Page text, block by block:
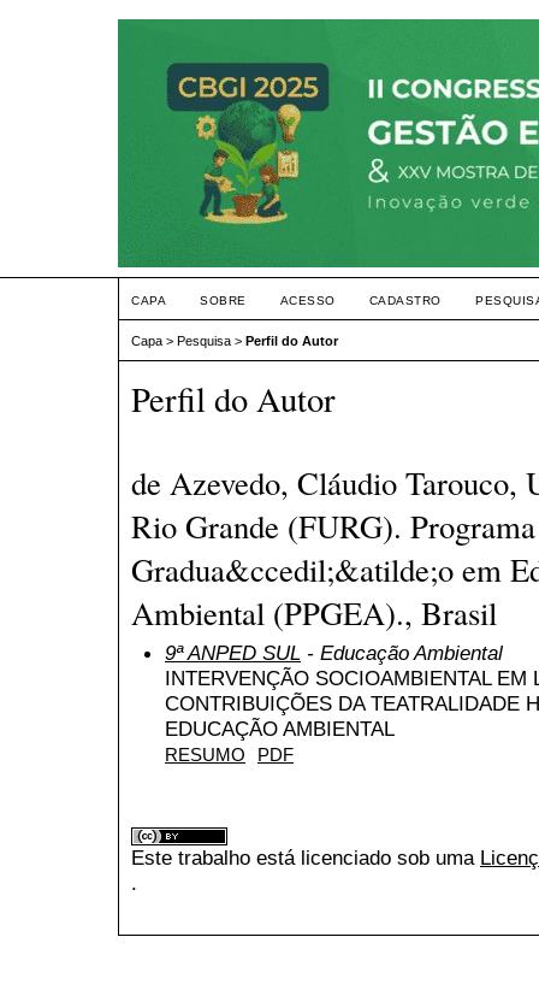
CAPA SOBRE ACESSO CADASTRO
Capa > Pesquisa > Perfil do Autor
Perfil do Autor
de Azevedo, Cláudio Tarouco,
Rio Grande (FURG).
Gradua&ccedil;&atilde;o em
Ambiental (PPGEA)., Brasil
9ª ANPED SUL - Educação Ambiental
INTERVENÇÃO SOCIOAMBIENTAL
CONTRIBUIÇÕES DA TEATRALIDADE
EDUCAÇÃO AMBIENTAL
RESUMO PDF
Este trabalho está licenciado sob uma
.